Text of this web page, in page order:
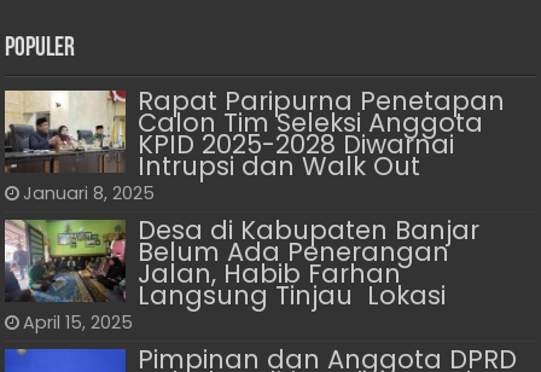
Populer
Rapat Paripurna Penetapan
Calon Tim Seleksi Anggota
KPID 2025-2028 Diwarnai
Intrupsi dan Walk Out
Januari 8, 2025
Desa di Kabupaten Banjar
Belum Ada Penerangan
Jalan, Habib Farhan
Langsung Tinjau Lokasi
April 15, 2025
Pimpinan dan Anggota DPRD